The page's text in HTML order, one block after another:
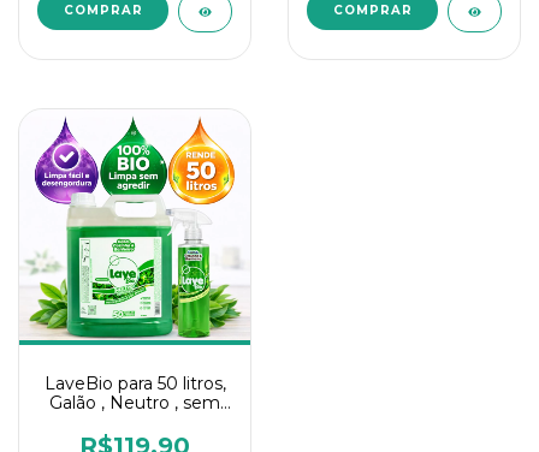
LaveBio para 50 litros,
Galão , Neutro , sem